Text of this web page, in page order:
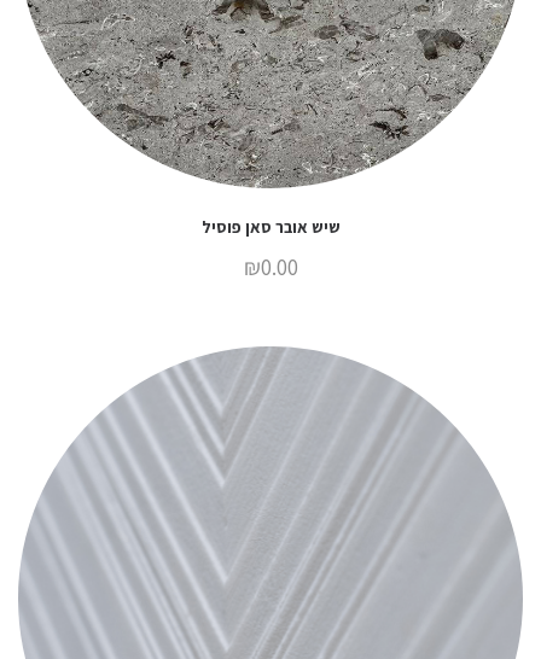
שיש אובר סאן פוסיל
₪0.00